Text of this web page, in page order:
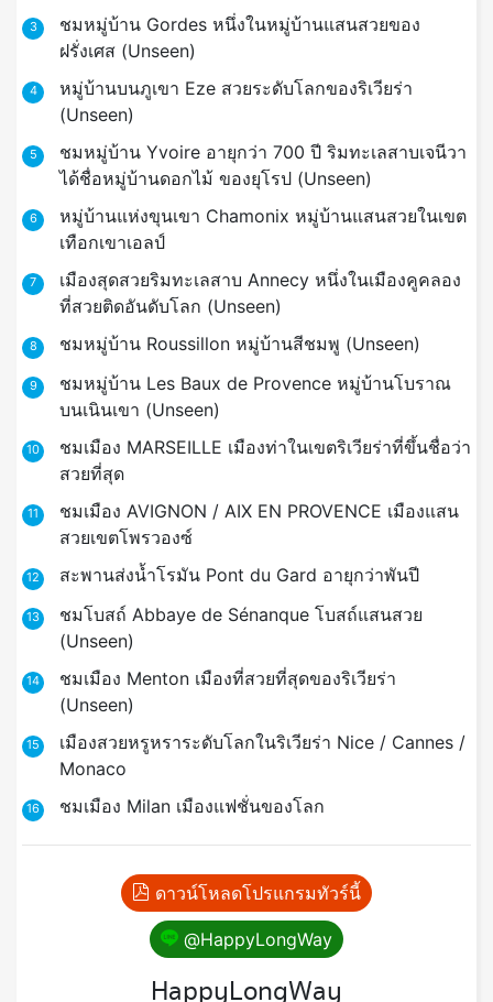
3
ชมหมู่บ้าน Gordes หนึ่งในหมู่บ้านแสนสวยของ
ฝรั่งเศส (Unseen)
4
หมู่บ้านบนภูเขา Eze สวยระดับโลกของริเวียร่า
(Unseen)
5
ชมหมู่บ้าน Yvoire อายุกว่า 700 ปี ริมทะเลสาบเจนีวา
ได้ชื่อหมู่บ้านดอกไม้ ของยุโรป (Unseen)
6
หมู่บ้านแห่งขุนเขา Chamonix หมู่บ้านแสนสวยในเขต
เทือกเขาเอลป์
7
เมืองสุดสวยริมทะเลสาบ Annecy หนึ่งในเมืองคูคลอง
ที่สวยติดอันดับโลก (Unseen)
8 ชมหมู่บ้าน Roussillon หมู่บ้านสีชมพู (Unseen)
9
ชมหมู่บ้าน Les Baux de Provence หมู่บ้านโบราณ
บนเนินเขา (Unseen)
10
ชมเมือง MARSEILLE เมืองท่าในเขตริเวียร่าที่ขึ้นชื่อว่า
สวยที่สุด
11
ชมเมือง AVIGNON / AIX EN PROVENCE เมืองแสน
สวยเขตโพรวองซ์
12 สะพานส่งน้ำโรมัน Pont du Gard อายุกว่าพันปี
13
ชมโบสถ์ Abbaye de Sénanque โบสถ์แสนสวย
(Unseen)
14
ชมเมือง Menton เมืองที่สวยที่สุดของริเวียร่า
(Unseen)
15
เมืองสวยหรูหราระดับโลกในริเวียร่า Nice / Cannes /
Monaco
16 ชมเมือง Milan เมืองแฟชั่นของโลก
ดาวน์โหลดโปรแกรมทัวร์นี้
@HappyLongWay
HappyLongWay